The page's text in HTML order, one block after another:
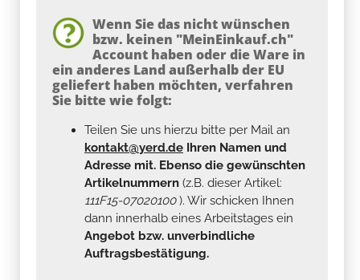
Wenn Sie das nicht wünschen
bzw. keinen "MeinEinkauf.ch"
Account haben oder die Ware in
ein anderes Land außerhalb der EU
geliefert haben möchten, verfahren
Sie bitte wie folgt:
Teilen Sie uns hierzu bitte per Mail an
kontakt@yerd.de Ihren Namen und
Adresse mit. Ebenso die gewünschten
Artikelnummern (z.B. dieser Artikel:
111F15-07020100). Wir schicken Ihnen
dann innerhalb eines Arbeitstages ein
Angebot bzw. unverbindliche
Auftragsbestätigung.